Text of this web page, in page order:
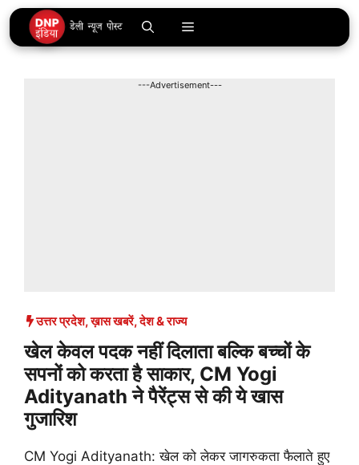
Skip
to
content
Menu
---Advertisement---
उत्तर प्रदेश,ख़ास खबरें,देश & राज्य
खेल केवल पदक नहीं दिलाता बल्कि बच्चों के
सपनों को करता है साकार, CM Yogi
Adityanath ने पैरेंट्स से की ये खास
गुजारिश
CM Yogi Adityanath: खेल को लेकर जागरुकता फैलाते हुए